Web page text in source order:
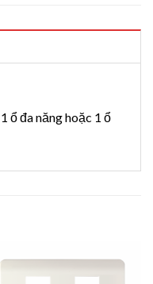
ổ đa năng hoặc 1 ổ